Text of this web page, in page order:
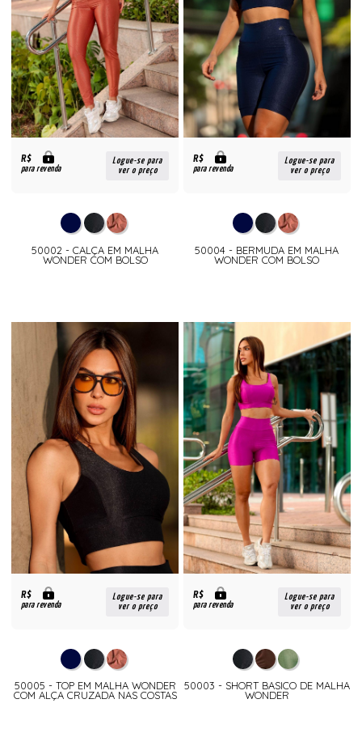
R$
para revenda
Logue-se para
ver o preço
50002 - CALÇA EM MALHA
WONDER COM BOLSO
R$
para revenda
Logue-se para
ver o preço
50004 - BERMUDA EM MALHA
WONDER COM BOLSO
R$
para revenda
Logue-se para
ver o preço
50005 - TOP EM MALHA WONDER
COM ALÇA CRUZADA NAS COSTAS
R$
para revenda
Logue-se para
ver o preço
50003 - SHORT BASICO DE MALHA
WONDER